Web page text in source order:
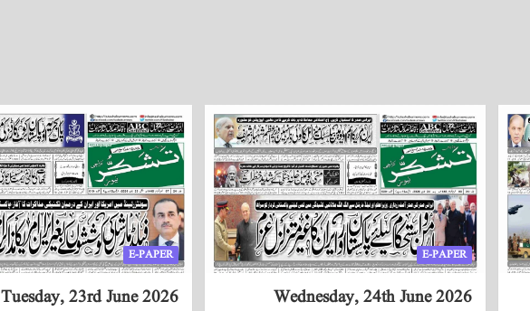
E-PAPER
Wednesday, 24th June 2026
E-PAPER
Tuesday, 23rd June 2026